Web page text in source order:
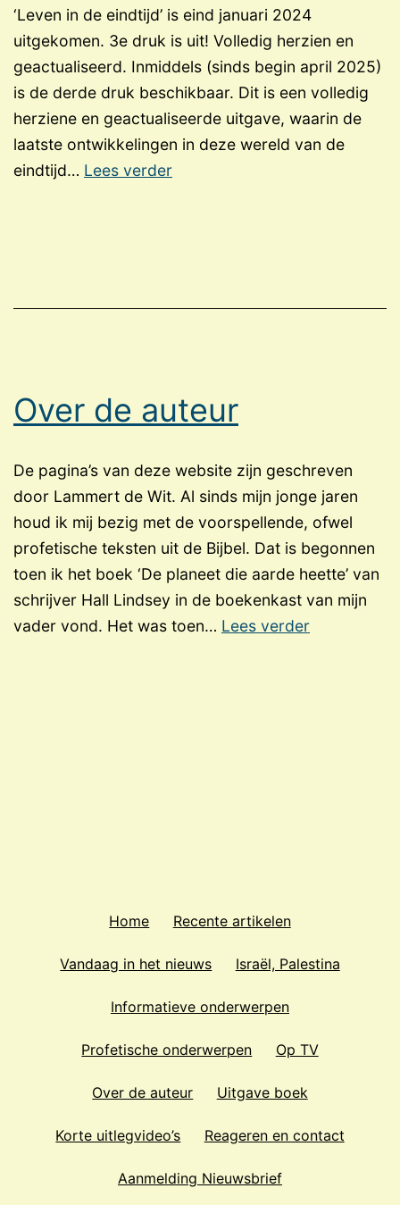
‘Leven in de eindtijd’ is eind januari 2024
uitgekomen. 3e druk is uit! Volledig herzien en
geactualiseerd. Inmiddels (sinds begin april 2025)
is de derde druk beschikbaar. Dit is een volledig
herziene en geactualiseerde uitgave, waarin de
laatste ontwikkelingen in deze wereld van de
eindtijd… Lees verderUitgave
Over de auteur
De pagina’s van deze website zijn geschreven
door Lammert de Wit. Al sinds mijn jonge jaren
houd ik mij bezig met de voorspellende, ofwel
profetische teksten uit de Bijbel. Dat is begonnen
toen ik het boek ‘De planeet die aarde heette’ van
schrijver Hall Lindsey in de boekenkast van mijn
vader vond. Het was toen… Lees verderOver
Home Recente artikelen
Vandaag in het nieuws Israël, Palestina
Informatieve onderwerpen
Profetische onderwerpen Op TV
Over de auteur Uitgave boek
Korte uitlegvideo’s Reageren en contact
Aanmelding Nieuwsbrief